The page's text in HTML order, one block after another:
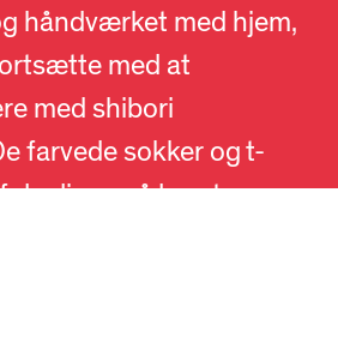
DA EN
håndværket med hjem,
med at
med shibori
farvede sokker og t-
også lov at